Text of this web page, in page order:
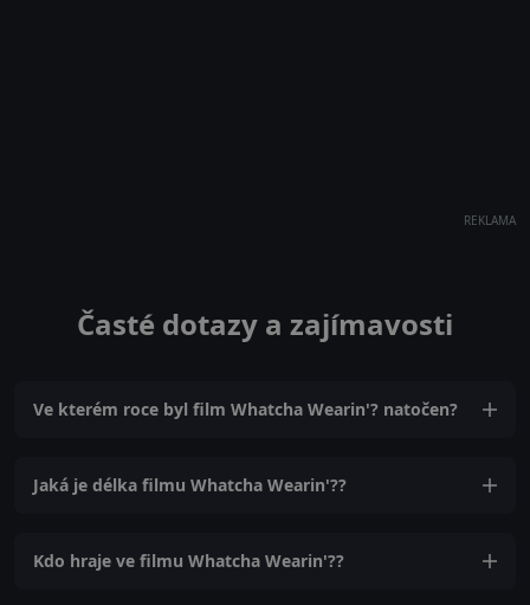
REKLAMA
Časté dotazy a zajímavosti
Ve kterém roce byl film Whatcha Wearin'? natočen?
Jaká je délka filmu Whatcha Wearin'??
Kdo hraje ve filmu Whatcha Wearin'??